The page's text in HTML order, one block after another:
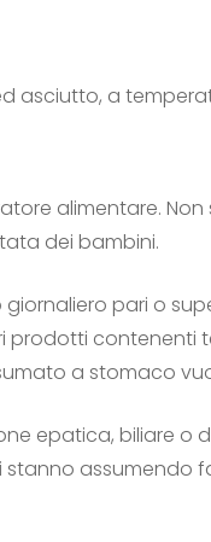
asciutto, a
alimentare.
dei bambini.
pari o
prodotti contenenti
a stomaco
epatica, biliare o
stanno assumendo